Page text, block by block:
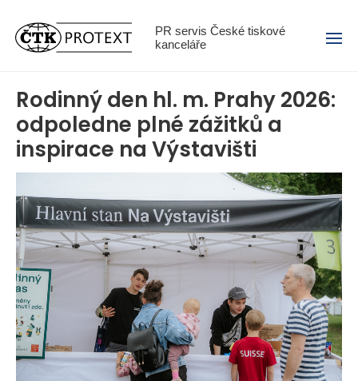
PR servis České tiskové
kanceláře
Menu
Rodinný den hl. m. Prahy 2026:
odpoledne plné zážitků a
inspirace na Výstavišti